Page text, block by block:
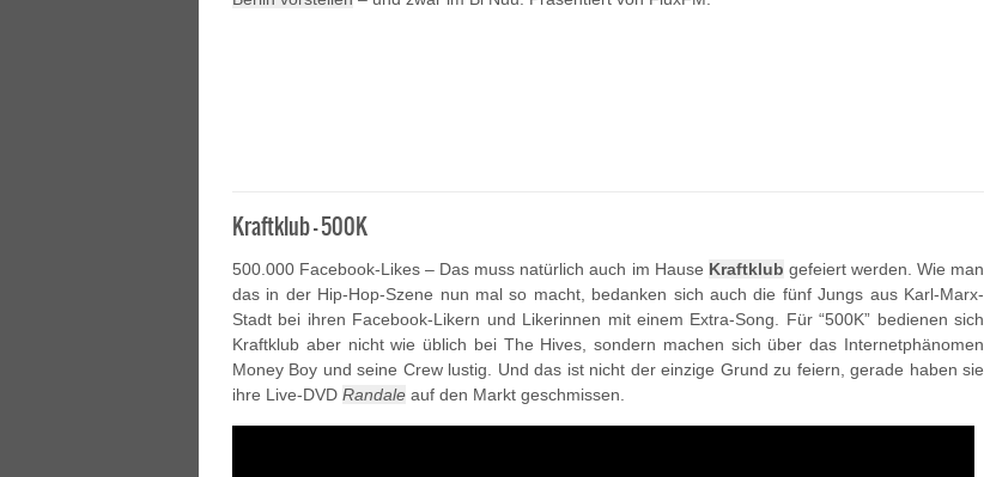
Kraftklub – 500K
500.000 Facebook-Likes – Das muss natürlich auch im Hause Kraftklub gefeiert werden. Wie man
das in der Hip-Hop-Szene nun mal so macht, bedanken sich auch die fünf Jungs aus Karl-Marx-
Stadt bei ihren Facebook-Likern und Likerinnen mit einem Extra-Song. Für “500K” bedienen sich
Kraftklub aber nicht wie üblich bei The Hives, sondern machen sich über das Internetphänomen
Money Boy und seine Crew lustig. Und das ist nicht der einzige Grund zu feiern, gerade haben sie
ihre Live-DVD Randale auf den Markt geschmissen.